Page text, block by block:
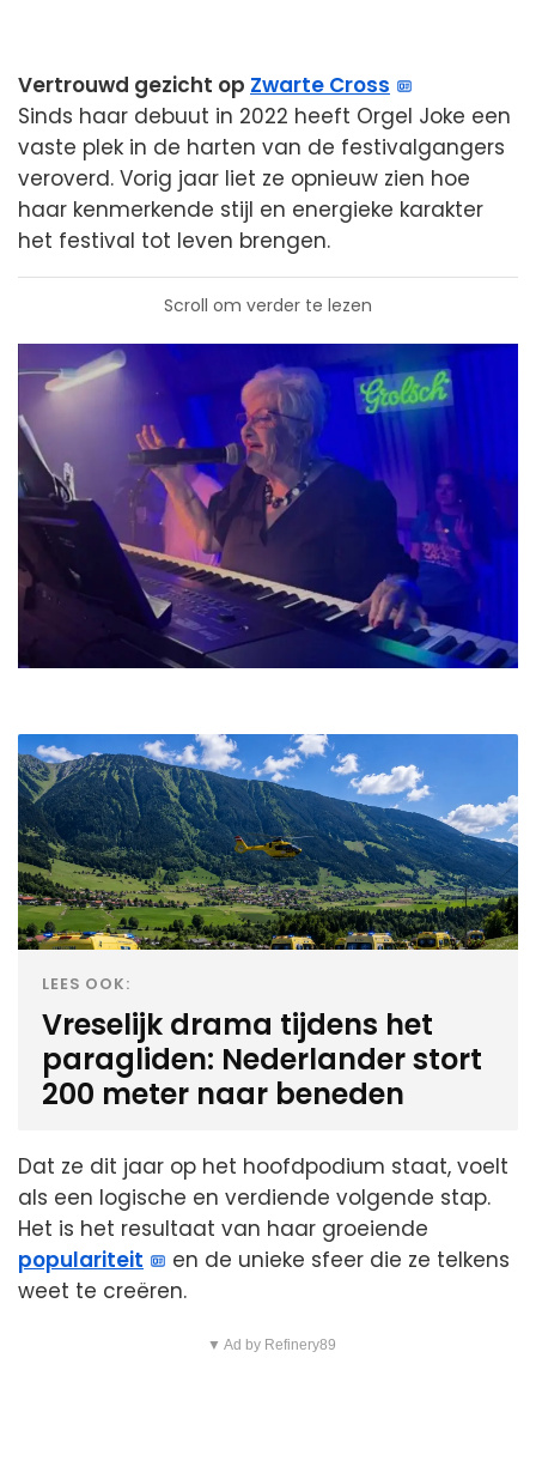
Vertrouwd gezicht op Zwarte Cross
Sinds haar debuut in 2022 heeft Orgel Joke een
vaste plek in de harten van de festivalgangers
veroverd. Vorig jaar liet ze opnieuw zien hoe
haar kenmerkende stijl en energieke karakter
het festival tot leven brengen.
Scroll om verder te lezen
LEES OOK:
Vreselijk drama tijdens het
paragliden: Nederlander stort
200 meter naar beneden
Dat ze dit jaar op het hoofdpodium staat, voelt
als een logische en verdiende volgende stap.
Het is het resultaat van haar groeiende
populariteit
en de unieke sfeer die ze telkens
weet te creëren.
▼ Ad by Refinery89